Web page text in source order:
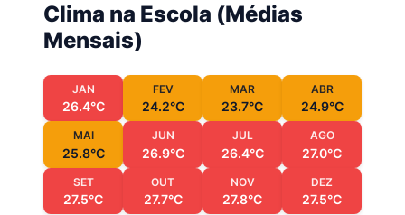
Clima na Escola (Médias
Mensais)
JAN
26.4°C
FEV
24.2°C
MAR
23.7°C
ABR
24.9°C
MAI
25.8°C
JUN
26.9°C
JUL
26.4°C
AGO
27.0°C
SET
27.5°C
OUT
27.7°C
NOV
27.8°C
DEZ
27.5°C